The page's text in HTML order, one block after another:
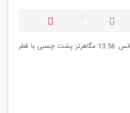
تگ سکه ای RFID با فرکانس 13.56 مگاهرتز پشت چسبی با قطر